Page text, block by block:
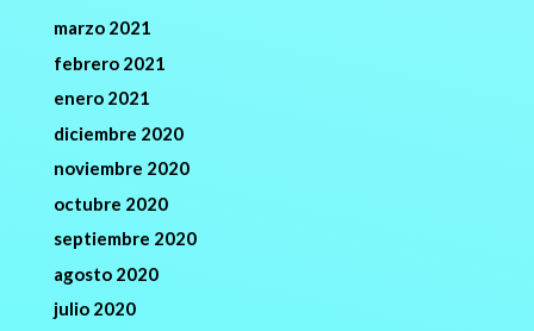
marzo 2021
febrero 2021
enero 2021
diciembre 2020
noviembre 2020
octubre 2020
septiembre 2020
agosto 2020
julio 2020